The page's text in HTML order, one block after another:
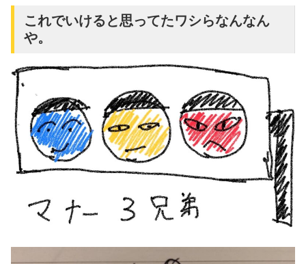
これでいけると思ってたワシらなんなん
や。